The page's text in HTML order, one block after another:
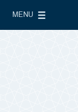
MENU
Main Menu